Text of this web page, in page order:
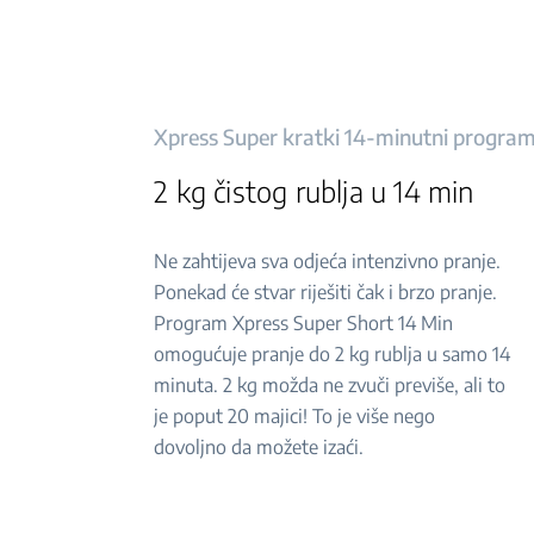
Xpress Super kratki 14-minutni
2 kg čistog rublja u 14 min
Ne zahtijeva sva odjeća intenzivno pranje.
Ponekad će stvar riješiti čak i brzo pranje.
Program Xpress Super Short 14 Min
omogućuje pranje do 2 kg rublja u samo 14
minuta. 2 kg možda ne zvuči previše, ali to
je poput 20 majici! To je više nego
dovoljno da možete izaći.